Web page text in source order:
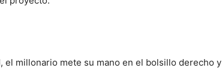
el millonario mete su mano en el bolsillo derecho y